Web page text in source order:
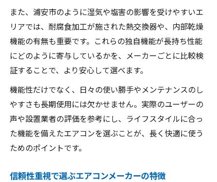
また、浦安市のように湿気や塩害の影響を受けやすいエ
リアでは、耐腐食加工が施された熱交換器や、内部乾燥
機能の有無も重要です。これらの独自機能が長持ち性能
にどのように寄与しているかを、メーカーごとに比較検
証することで、より安心して選べます。
機能性だけでなく、日々の使い勝手やメンテナンスのし
やすさも長期使用には欠かせません。実際のユーザーの
声や設置業者の評価を参考にし、ライフスタイルに合っ
た機能を備えたエアコンを選ぶことが、長く快適に使う
ためのポイントです。
信頼性重視で選ぶエアコンメーカーの特徴